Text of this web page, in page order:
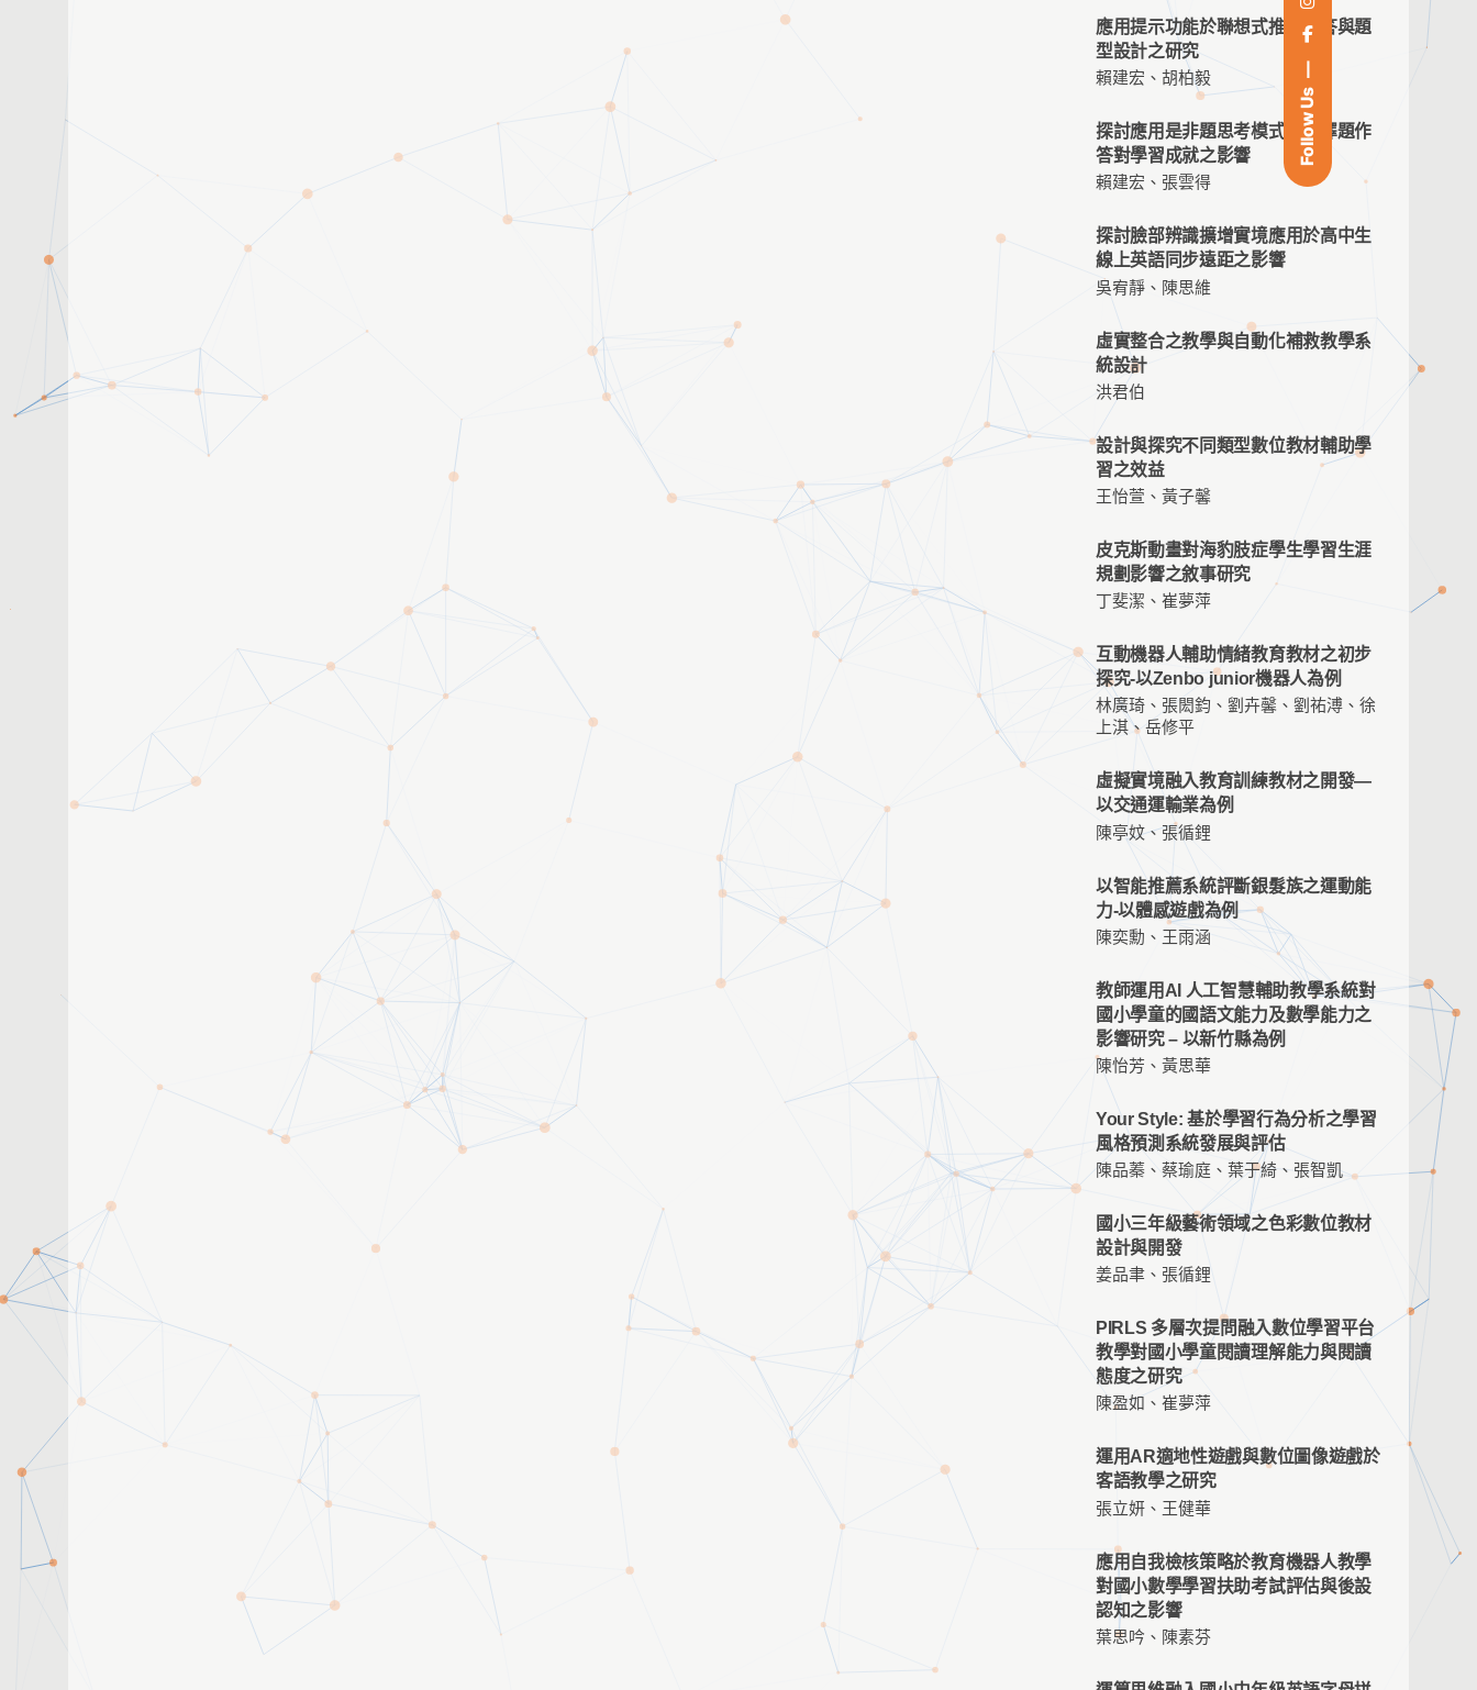
Follow Us
應用提示功能於聯想式推理作答與題
型設計之研究
賴建宏、胡柏毅
探討應用是非題思考模式於選擇題作
答對學習成就之影響
賴建宏、張雲得
探討臉部辨識擴增實境應用於高中生
線上英語同步遠距之影響
吳宥靜、陳思維
虛實整合之教學與自動化補救教學系
統設計
洪君伯
設計與探究不同類型數位教材輔助學
習之效益
王怡萱、黃子馨
皮克斯動畫對海豹肢症學生學習生涯
規劃影響之敘事研究
丁斐潔、崔夢萍
互動機器人輔助情緒教育教材之初步
探究-以Zenbo junior機器人為例
林廣琦、張閎鈞、劉卉馨、劉祐溥、徐
上淇、岳修平
虛擬實境融入教育訓練教材之開發—
以交通運輸業為例
陳亭妏、張循鋰
以智能推薦系統評斷銀髮族之運動能
力-以體感遊戲為例
陳奕勳、王雨涵
教師運用AI 人工智慧輔助教學系統對
國小學童的國語文能力及數學能力之
影響研究 – 以新竹縣為例
陳怡芳、黃思華
Your Style: 基於學習行為分析之學習
風格預測系統發展與評估
陳品蓁、蔡瑜庭、葉于綺、張智凱
國小三年級藝術領域之色彩數位教材
設計與開發
姜品聿、張循鋰
PIRLS 多層次提問融入數位學習平台
教學對國小學童閱讀理解能力與閱讀
態度之研究
陳盈如、崔夢萍
運用AR適地性遊戲與數位圖像遊戲於
客語教學之研究
張立妍、王健華
應用自我檢核策略於教育機器人教學
對國小數學學習扶助考試評估與後設
認知之影響
葉思吟、陳素芬